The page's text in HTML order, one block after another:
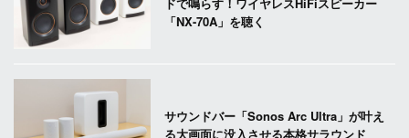
「NX-70A」を聴く
サウンドバー「Sonos Arc Ultra」が叶え
る大画面に没入させる本格サラウンド